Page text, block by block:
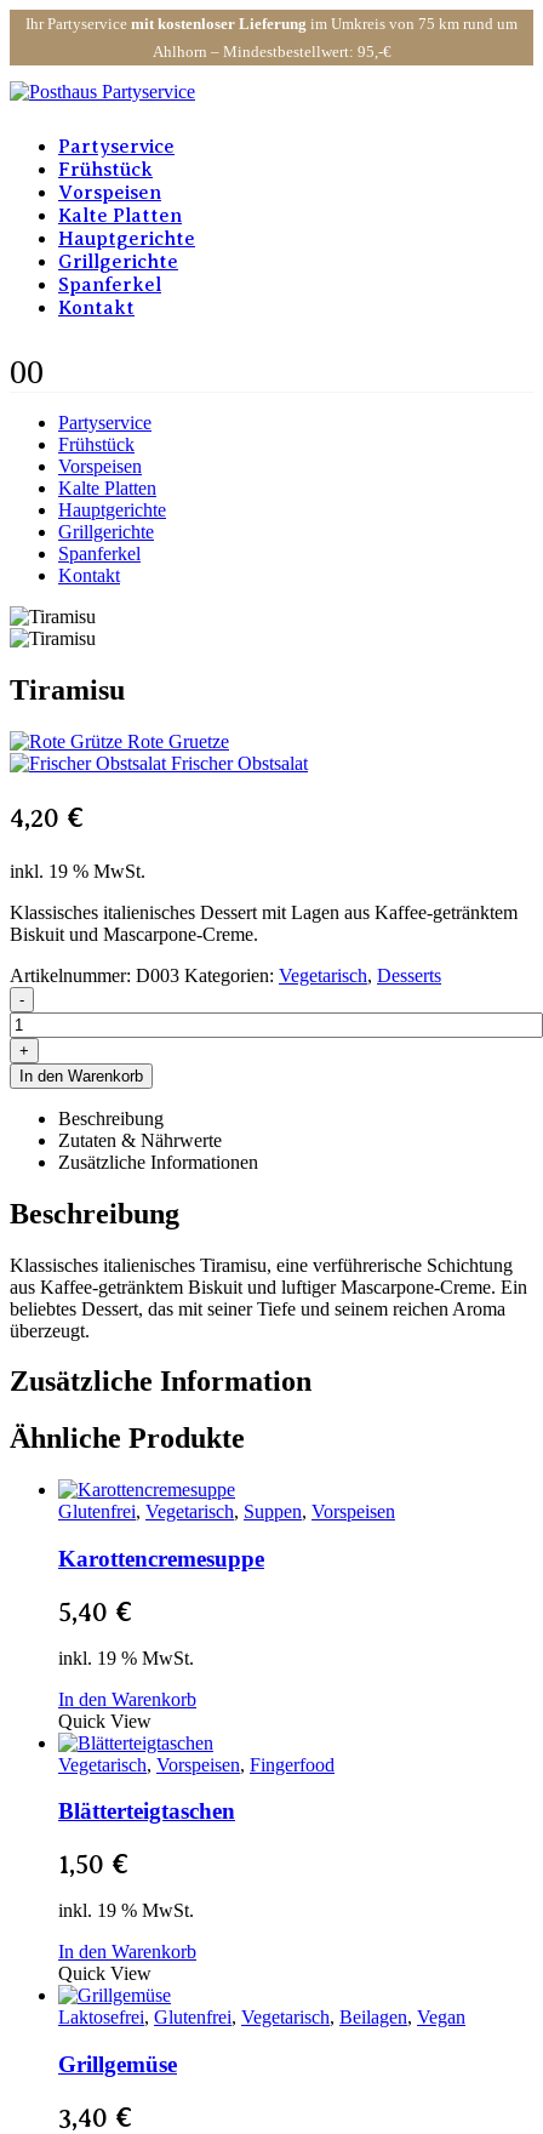
Ihr Partyservice mit kostenloser Lieferung im Umkreis von 75 km rund um
Ahlhorn – Mindestbestellwert: 95,-€
Partyservice
Frühstück
Vorspeisen
Kalte Platten
Hauptgerichte
Grillgerichte
Spanferkel
Kontakt
00
Partyservice
Frühstück
Vorspeisen
Kalte Platten
Hauptgerichte
Grillgerichte
Spanferkel
Kontakt
Tiramisu
Rote Gruetze
Frischer Obstsalat
4,20 €
inkl. 19 % MwSt.
Klassisches italienisches Dessert mit Lagen aus Kaffee-getränktem
Biskuit und Mascarpone-Creme.
Artikelnummer: D003 Kategorien: Vegetarisch, Desserts
-
+
In den Warenkorb
Beschreibung
Zutaten & Nährwerte
Zusätzliche Informationen
Beschreibung
Klassisches italienisches Tiramisu, eine verführerische Schichtung
aus Kaffee-getränktem Biskuit und luftiger Mascarpone-Creme. Ein
beliebtes Dessert, das mit seiner Tiefe und seinem reichen Aroma
überzeugt.
Zusätzliche Information
Ähnliche Produkte
Glutenfrei, Vegetarisch, Suppen, Vorspeisen
Karottencremesuppe
5,40 €
inkl. 19 % MwSt.
In den Warenkorb
Quick View
Vegetarisch, Vorspeisen, Fingerfood
Blätterteigtaschen
1,50 €
inkl. 19 % MwSt.
In den Warenkorb
Quick View
Laktosefrei, Glutenfrei, Vegetarisch, Beilagen, Vegan
Grillgemüse
3,40 €